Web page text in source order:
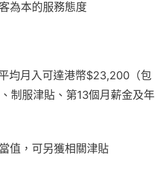
為本的服務態度
均月入可達港幣$23,200（包
制服津貼、第13個月薪金及年
值，可另獲相關津貼